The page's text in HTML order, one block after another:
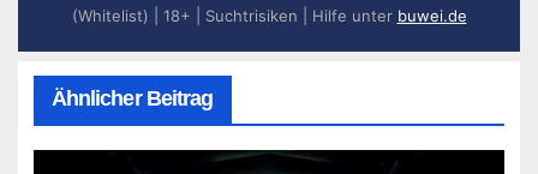
(Whitelist) | 18+ | Suchtrisiken | Hilfe unter buwei.de
Ähnlicher Beitrag